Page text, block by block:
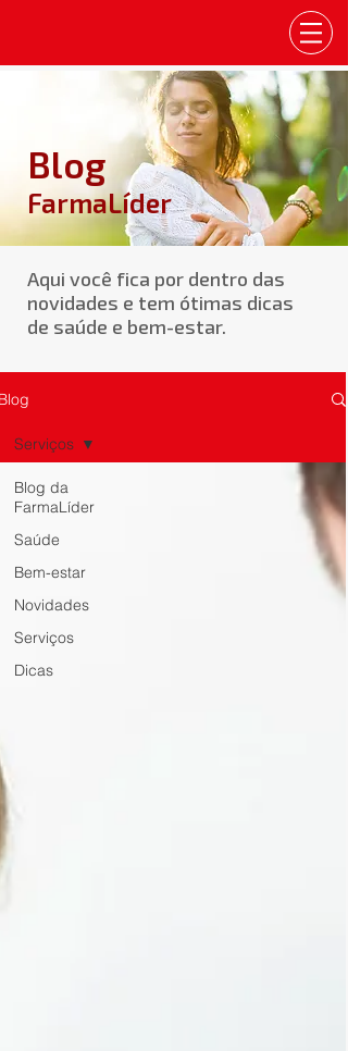
Blog
FarmaLíder
Aqui você fica por dentro das
novidades e tem ótimas dicas
de saúde e bem-estar.
Blog da
FarmaLíder
Saúde
Bem-estar
Novidades
Serviços
Dicas
Serviços